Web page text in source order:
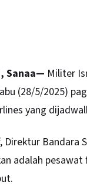
Sanaa— Militer
(28/5/2025)
yang
Direktur
adalah